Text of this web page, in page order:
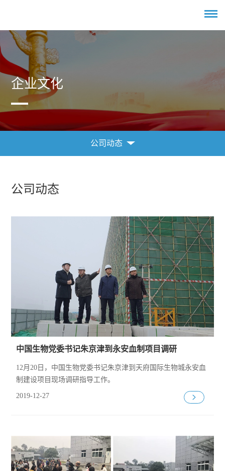
企业文化
公司动态
企业文化
公司动态
中国生物党委书记朱京津到永安血制项目调研
12月20日，中国生物党委书记朱京津到天府国际生物城永安血
制建设项目现场调研指导工作。
2019-12-27